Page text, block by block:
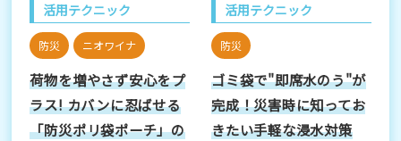
活用テクニック
防災 ニオワイナ
荷物を増やさず安心をプ
ラス! カバンに忍ばせる
「防災ポリ袋ポーチ」の
活用テクニック
防災
ゴミ袋で"即席水のう"が
完成！災害時に知ってお
きたい手軽な浸水対策